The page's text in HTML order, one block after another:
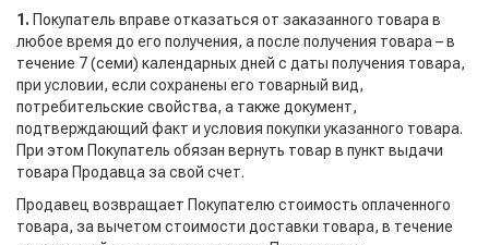
1. Покупатель вправе отказаться от заказанного товара в
любое время до его получения, а после получения товара – в
течение 7 (семи) календарных дней с даты получения товара,
при условии, если сохранены его товарный вид,
потребительские свойства, а также документ,
подтверждающий факт и условия покупки указанного товара.
При этом Покупатель обязан вернуть товар в пункт выдачи
товара Продавца за свой счет.
Продавец возвращает Покупателю стоимость оплаченного
товара, за вычетом стоимости доставки товара, в течение